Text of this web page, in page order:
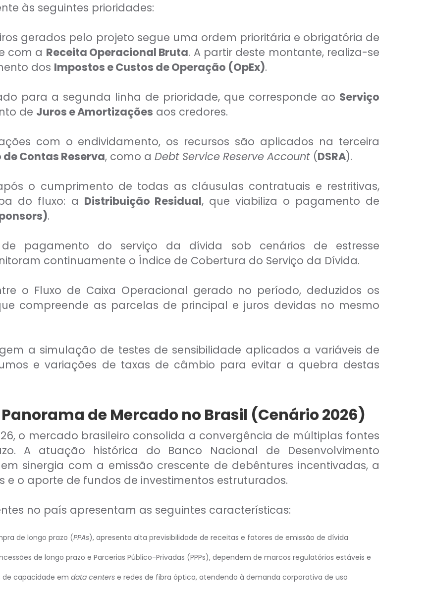
às seguintes prioridades:
gerados pelo projeto segue uma ordem prioritária e obrigatória de
com a Receita Operacional Bruta. A partir deste montante, realiza-se
dos Impostos e Custos de Operação (OpEx).
para a segunda linha de prioridade, que corresponde ao Serviço
de Juros e Amortizações aos credores.
com o endividamento, os recursos são aplicados na terceira
Contas Reserva, como a Debt Service Reserve Account (DSRA).
o cumprimento de todas as cláusulas contratuais e restritivas,
do fluxo: a Distribuição Residual, que viabiliza o pagamento de
.
pagamento do serviço da dívida sob cenários de estresse
continuamente o Índice de Cobertura do Serviço da Dívida.
o Fluxo de Caixa Operacional gerado no período, deduzidos os
compreende as parcelas de principal e juros devidas no mesmo
a simulação de testes de sensibilidade aplicados a variáveis de
e variações de taxas de câmbio para evitar a quebra destas
de Mercado no Brasil (Cenário 2026)
o mercado brasileiro consolida a convergência de múltiplas fontes
A atuação histórica do Banco Nacional de Desenvolvimento
sinergia com a emissão crescente de debêntures incentivadas, a
o aporte de fundos de investimentos estruturados.
no país apresentam as seguintes características:
de longo prazo (PPAs), apresenta alta previsibilidade de receitas e fatores de emissão de dívida
de longo prazo e Parcerias Público-Privadas (PPPs), dependem de marcos regulatórios estáveis e
capacidade em data centers e redes de fibra óptica, atendendo à demanda corporativa de uso